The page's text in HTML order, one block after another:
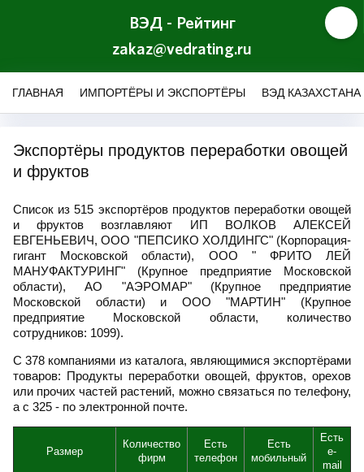
ВЭД - Рейтинг
zakaz@vedrating.ru
ГЛАВНАЯ ИМПОРТЁРЫ И ЭКСПОРТЁРЫ ВЭД КАЗАХСТАНА
Экспортёры продуктов переработки овощей
и фруктов
Список из 515 экспортёров продуктов переработки овощей
и фруктов возглавляют ИП ВОЛКОВ АЛЕКСЕЙ
ЕВГЕНЬЕВИЧ, ООО "ПЕПСИКО ХОЛДИНГС" (Корпорация-
гигант Московской области), ООО " ФРИТО ЛЕЙ
МАНУФАКТУРИНГ" (Крупное предприятие Московской
области), АО "АЭРОМАР" (Крупное предприятие
Московской области) и ООО "МАРТИН" (Крупное
предприятие Московской области, количество
сотрудников: 1099).
С 378 компаниями из каталога, являющимися экспортёрами
товаров: Продукты переработки овощей, фруктов, орехов
или прочих частей растений, можно связаться по телефону,
а с 325 - по электронной почте.
Размер
Количество
фирм
Есть
телефон
Есть
мобильный
Есть
e-
mail